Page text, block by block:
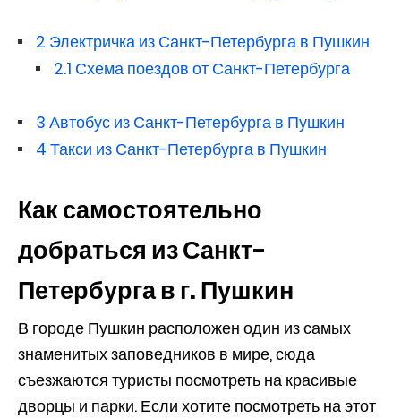
2 Электричка из Санкт-Петербурга в Пушкин
2.1 Схема поездов от Санкт-Петербурга
3 Автобус из Санкт-Петербурга в Пушкин
4 Такси из Санкт-Петербурга в Пушкин
Как самостоятельно
добраться из Санкт-
Петербурга в г. Пушкин
В городе Пушкин расположен один из самых
знаменитых заповедников в мире, сюда
съезжаются туристы посмотреть на красивые
дворцы и парки. Если хотите посмотреть на этот